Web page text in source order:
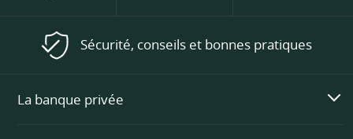
Sécurité, conseils et bonnes pratiques
La banque privée